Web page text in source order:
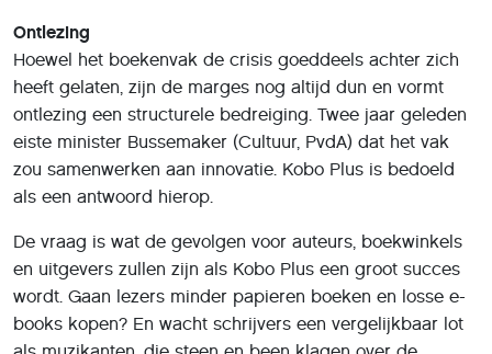
Ontlezing
Hoewel het boekenvak de crisis goeddeels achter zich
heeft gelaten, zijn de marges nog altijd dun en vormt
ontlezing een structurele bedreiging. Twee jaar geleden
eiste minister Bussemaker (Cultuur, PvdA) dat het vak
zou samenwerken aan innovatie. Kobo Plus is bedoeld
als een antwoord hierop.
De vraag is wat de gevolgen voor auteurs, boekwinkels
en uitgevers zullen zijn als Kobo Plus een groot succes
wordt. Gaan lezers minder papieren boeken en losse e-
books kopen? En wacht schrijvers een vergelijkbaar lot